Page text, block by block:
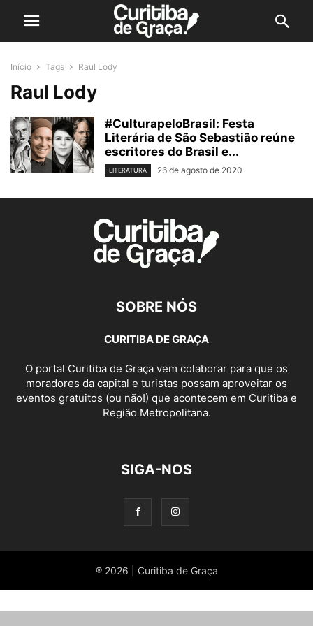
Início Tags Raul Lody
Raul Lody
#CulturapeloBrasil: Festa
Literária de São Sebastião reúne
escritores do Brasil e...
LITERATURA 26 de agosto de 2020
SOBRE NÓS
CURITIBA DE GRAÇA
O portal Curitiba de Graça vem colaborar para que os
moradores da capital e turistas possam aproveitar os
eventos gratuitos (ou não!) que acontecem em Curitiba e
Região Metropolitana.
SIGA-NOS
® 2026 | Curitiba de Graça